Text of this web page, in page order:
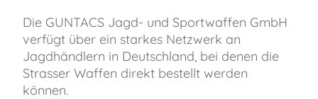
Die GUNTACS Jagd- und Sportwaffen GmbH
verfügt über ein starkes Netzwerk an
Jagdhändlern in Deutschland, bei denen die
Strasser Waffen direkt bestellt werden
können.